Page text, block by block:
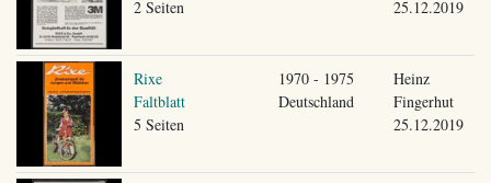
2 Seiten
25.12.2019
Rixe
Faltblatt
5 Seiten
1970 - 1975
Deutschland
Heinz
Fingerhut
25.12.2019